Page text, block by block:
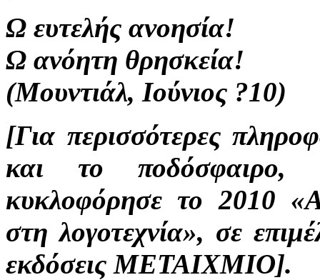
Ω ευτελής ανοησία!
Ω ανόητη θρησκεία!
(Μουντιάλ, Ιούνιος ?10)
[Για περισσότερες
και το ποδόσφαιρο,
κυκλοφόρησε το 2010
στη λογοτεχνία», σε
εκδόσεις ΜΕΤΑΙΧΜΙΟ].